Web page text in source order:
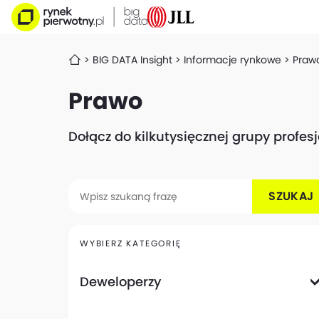
BIG DATA Insight Informacje rynkowe
Prawo
Dołącz do kilkutysięcznej grupy
SZUKAJ
WYBIERZ KATEGORIĘ
Deweloperzy